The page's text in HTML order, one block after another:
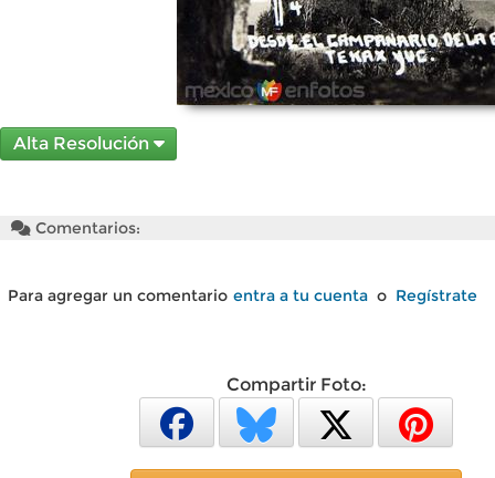
Alta Resolución
Comentarios:
Para agregar un comentario entra a tu cuenta o Regístrate
Compartir Foto: